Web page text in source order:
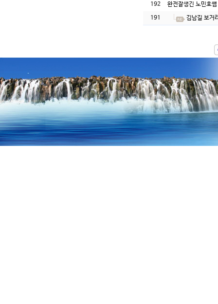
192
완전잘생긴 노민호쌤
191
김남길 보거